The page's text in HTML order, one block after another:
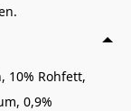
dies
10% Rohfett,
0,9%